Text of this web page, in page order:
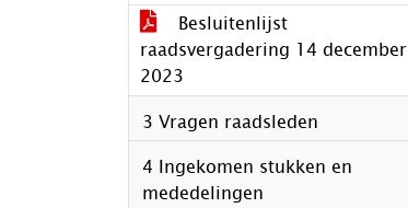
Besluitenlijst
raadsvergadering 14 december
2023
3 Vragen raadsleden
4 Ingekomen stukken en
mededelingen